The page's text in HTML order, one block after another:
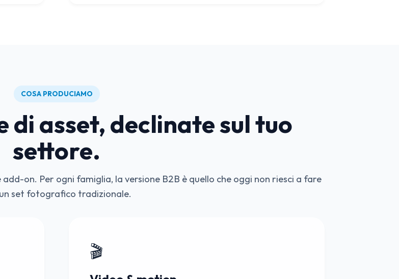
COSA PRODUCIAMO
asset, declinate sul tuo
settore.
on. Per ogni famiglia, la versione B2B è quello che oggi non riesci a fare
set fotografico tradizionale.
🎬